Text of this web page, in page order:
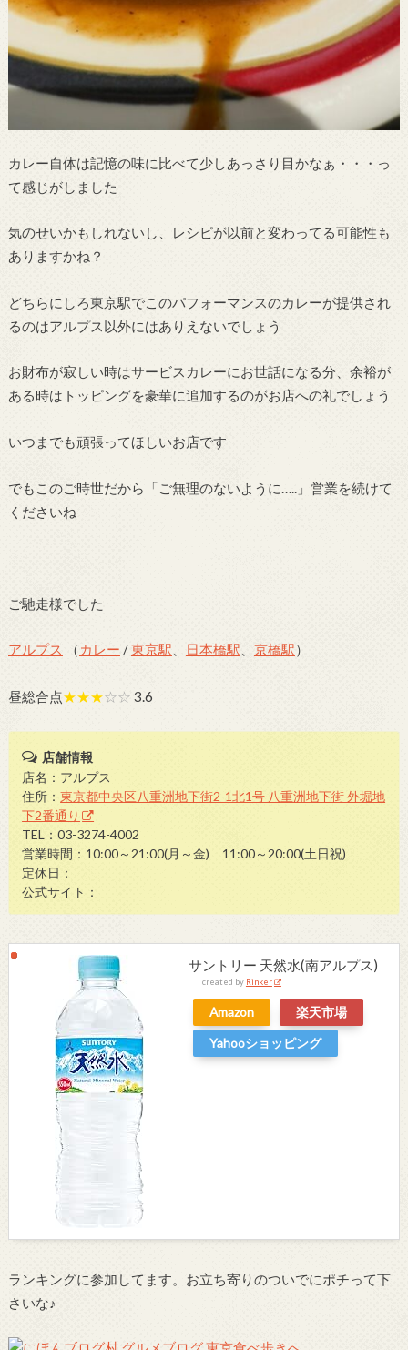
カレー自体は記憶の味に比べて少しあっさり目かなぁ・・・っ
て感じがしました
気のせいかもしれないし、レシピが以前と変わってる可能性も
ありますかね？
どちらにしろ東京駅でこのパフォーマンスのカレーが提供され
るのはアルプス以外にはありえないでしょう
お財布が寂しい時はサービスカレーにお世話になる分、余裕が
ある時はトッピングを豪華に追加するのがお店への礼でしょう
いつまでも頑張ってほしいお店です
でもこのご時世だから「ご無理のないように…..」営業を続けて
くださいね
ご馳走様でした
アルプス （ カレー /東京駅 日本橋駅 京橋駅）
昼総合点★★★☆☆ 3.6
店舗情報
店名：アルプス
住所：東京都中央区八重洲地下街2-1北1号 八重洲地下街 外堀地
下2番通り
TEL：03-3274-4002
営業時間：10:00～21:00(月～金) 11:00～20:00(土日祝)
定休日：
公式サイト：
サントリー 天然水(南アルプス)
created by Rinker
Amazon
楽天市場
Yahooショッピング
ランキングに参加してます。お立ち寄りのついでにポチって下
さいな♪